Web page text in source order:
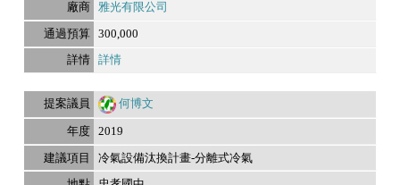
雅光有限公司
300,000
詳情
何博文
2019
冷氣設備汰換計畫-分離式冷氣